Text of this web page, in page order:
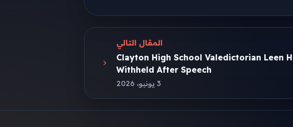
المقال التالي
Clayton High School Valedictorian Leen
Withheld After Speech
3 يونيو، 2026